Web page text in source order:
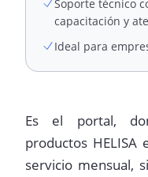
Soporte técnico
capacitación y
Ideal para
Es el portal,
productos
servicio mensual,